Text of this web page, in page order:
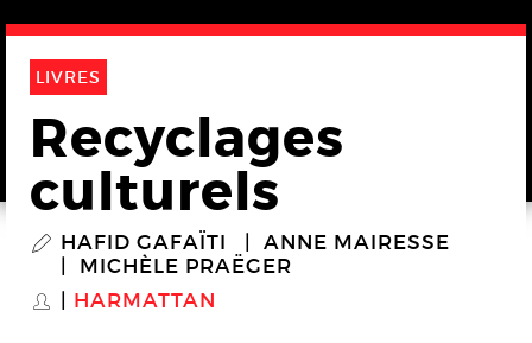
LIVRES
Recyclages
culturels
P HAFID GAFAÏTI
ANNE MAIRESSE
MICHÈLE PRAËGER
S HARMATTAN